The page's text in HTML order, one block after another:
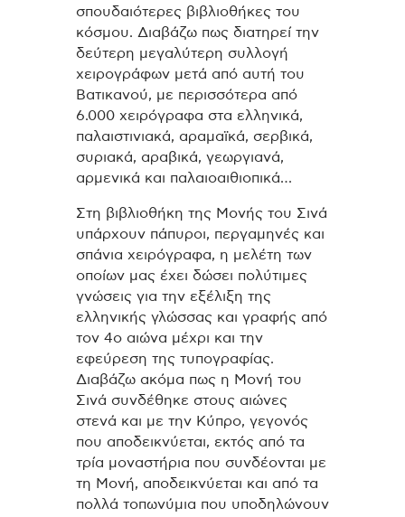
σπουδαιότερες βιβλιοθήκες του
κόσμου. Διαβάζω πως διατηρεί την
δεύτερη μεγαλύτερη συλλογή
χειρογράφων μετά από αυτή του
Βατικανού, με περισσότερα από
6.000 χειρόγραφα στα ελληνικά,
παλαιστινιακά, αραμαϊκά, σερβικά,
συριακά, αραβικά, γεωργιανά,
αρμενικά και παλαιοαιθιοπικά…
Στη βιβλιοθήκη της Μονής του Σινά
υπάρχουν πάπυροι, περγαμηνές και
σπάνια χειρόγραφα, η μελέτη των
οποίων μας έχει δώσει πολύτιμες
γνώσεις για την εξέλιξη της
ελληνικής γλώσσας και γραφής από
τον 4ο αιώνα μέχρι και την
εφεύρεση της τυπογραφίας.
Διαβάζω ακόμα πως η Μονή του
Σινά συνδέθηκε στους αιώνες
στενά και με την Κύπρο, γεγονός
που αποδεικνύεται, εκτός από τα
τρία μοναστήρια που συνδέονται με
τη Μονή, αποδεικνύεται και από τα
πολλά τοπωνύμια που υποδηλώνουν